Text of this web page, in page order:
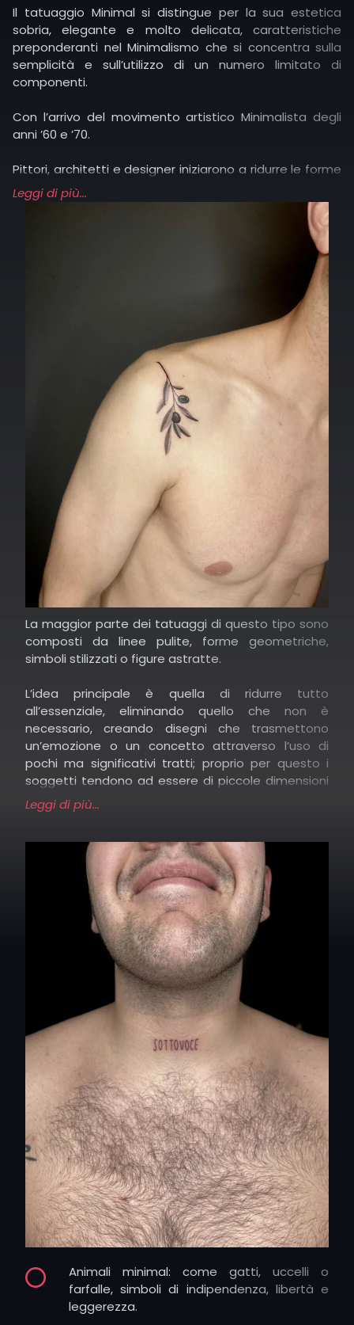
Il tatuaggio Minimal si distingue per la sua estetica
sobria, elegante e molto delicata, caratteristiche
preponderanti nel Minimalismo che si concentra sulla
semplicità e sull’utilizzo di un numero limitato di
componenti.
Con l’arrivo del movimento artistico Minimalista degli
anni ’60 e ’70.
Pittori, architetti e designer iniziarono a ridurre le forme
al minimo indispensabile, privilegiando linee pulite,
geometrie essenziali e spazi vuoti.
Questo linguaggio visivo ha influenzato anche il mondo
del tatuaggio, portando molti artisti a sperimentare
con tratti sottili e disegni ridotti, capaci però di
Negli anni ’90 e 2000, con la diffusione di aghi più sottili
e di nuove tecniche di precisione, il minimal tattoo ha
cominciato a distinguersi come stile autonomo.
È stato adottato soprattutto in ambienti urbani e
cosmopoliti, dove il tatuaggio non era più solo un
segno di ribellione ma un mezzo di espressione
estetica e personale.
Oggi, il tatuaggio minimal rappresenta una fusione tra
antiche simbologie e sensibilità contemporanee. È
amato da chi cerca un segno discreto, elegante, facile
da portare in ogni contesto sociale, ma allo stesso
tempo ricco di significato.
Proprio questa combinazione di storia e modernità lo
rende uno degli stili più versatili e senza tempo del
panorama del tattoo.
Leggi di più...
La maggior parte dei tatuaggi di questo tipo sono
composti da linee pulite, forme geometriche,
simboli stilizzati o figure astratte.
L’idea principale è quella di ridurre tutto
all’essenziale, eliminando quello che non è
necessario, creando disegni che trasmettono
un’emozione o un concetto attraverso l’uso di
pochi ma significativi tratti; proprio per questo i
soggetti tendono ad essere di piccole dimensioni
e creano impatto visivo grazie agli spazi vuoti.
versatili e permettono di trasformare concetti
universali in piccoli simboli dal grande valore.
Molte persone li scelgono per la loro eleganza
discreta, ma anche perché un disegno semplice
può custodire un messaggio molto intimo:
Linee geometriche e simboli astratti:
rappresentano equilibrio, armonia e ricerca
di stabilità interiore.
Fiori e piante stilizzate: un singolo ramo o un
petalo evocano crescita, rinascita e
bellezza naturale.
Leggi di più...
Animali minimal: come gatti, uccelli o
farfalle, simboli di indipendenza, libertà e
leggerezza.